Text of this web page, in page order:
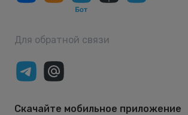
Для обратной связи
Скачайте мобильное приложение